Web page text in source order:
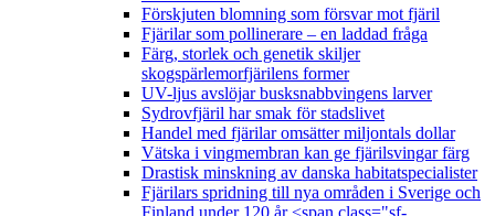
Förskjuten blomning som försvar mot fjäril
Fjärilar som pollinerare – en laddad fråga
Färg, storlek och genetik skiljer
skogspärlemorfjärilens former
UV-ljus avslöjar busksnabbvingens larver
Sydrovfjäril har smak för stadslivet
Handel med fjärilar omsätter miljontals dollar
Vätska i vingmembran kan ge fjärilsvingar färg
Drastisk minskning av danska habitatspecialister
Fjärilars spridning till nya områden i Sverige och
Finland under 120 år <span class="sf-